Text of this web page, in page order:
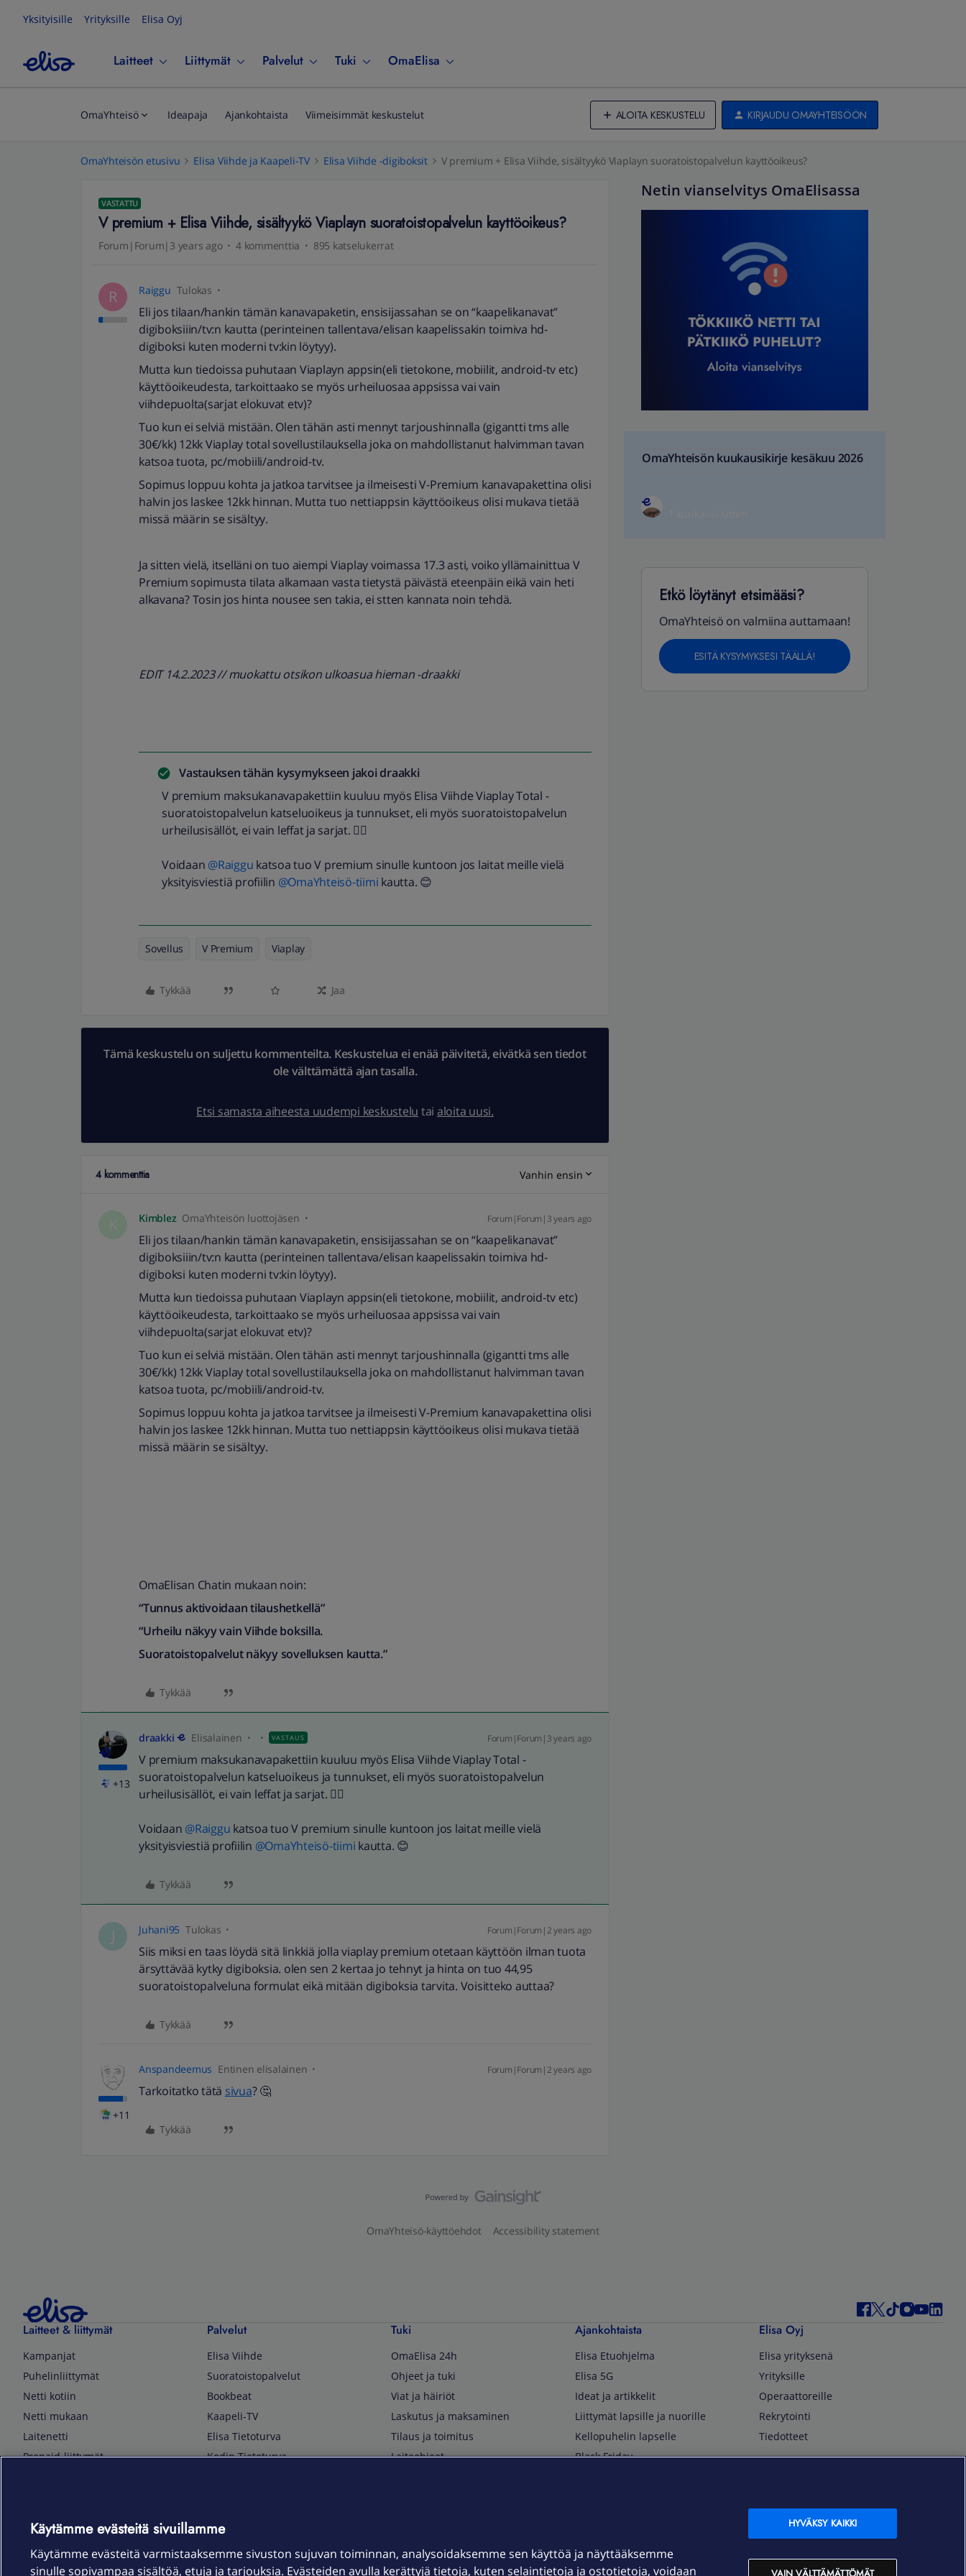
Yksityisille Yrityksille Elisa Oyj
Laitteet Liittymät Palvelut Tuki OmaElisa
OmaYhteisö Ideapaja Ajankohtaista Viimeisimmät keskustelut ALOITA KESKUSTELU KIRJAUDU OMAYHTEISÖÖN
OmaYhteisön etusivu Elisa Viihde ja Kaapeli-TV Elisa Viihde -digiboksit V premium + Elisa Viihde, sisältyykö Viaplayn suoratoistopalvelun kayttöoikeus?
VASTATTU
V premium + Elisa Viihde, sisältyykö Viaplayn suoratoistopalvelun kayttöoikeus?
Forum|Forum|3 years ago 4 kommenttia 895 katselukerrat
R Raiggu Tulokas
Eli jos tilaan/hankin tämän kanavapaketin, ensisijassahan se on “kaapelikanavat”
digiboksiiin/tv:n kautta (perinteinen tallentava/elisan kaapelissakin toimiva hd-
digiboksi kuten moderni tv:kin löytyy).
Mutta kun tiedoissa puhutaan Viaplayn appsin(eli tietokone, mobiilit, android-tv etc)
käyttöoikeudesta, tarkoittaako se myös urheiluosaa appsissa vai vain
viihdepuolta(sarjat elokuvat etv)?
Tuo kun ei selviä mistään. Olen tähän asti mennyt tarjoushinnalla (gigantti tms alle
30€/kk) 12kk Viaplay total sovellustilauksella joka on mahdollistanut halvimman tavan
katsoa tuota, pc/mobiili/android-tv.
Sopimus loppuu kohta ja jatkoa tarvitsee ja ilmeisesti V-Premium kanavapakettina olisi
halvin jos laskee 12kk hinnan. Mutta tuo nettiappsin käyttöoikeus olisi mukava tietää
missä määrin se sisältyy.
Ja sitten vielä, itselläni on tuo aiempi Viaplay voimassa 17.3 asti, voiko yllämainittua V
Premium sopimusta tilata alkamaan vasta tietystä päivästä eteenpäin eikä vain heti
alkavana? Tosin jos hinta nousee sen takia, ei stten kannata noin tehdä.
EDIT 14.2.2023 // muokattu otsikon ulkoasua hieman -draakki
Vastauksen tähän kysymykseen jakoi draakki
V premium maksukanavapakettiin kuuluu myös Elisa Viihde Viaplay Total -
suoratoistopalvelun katseluoikeus ja tunnukset, eli myös suoratoistopalvelun
urheilusisällöt, ei vain leffat ja sarjat. 👍🏼
Voidaan @Raiggu katsoa tuo V premium sinulle kuntoon jos laitat meille vielä
yksityisviestiä profiilin @OmaYhteisö-tiimi kautta. 😊
Sovellus V Premium Viaplay
Tykkää Jaa
Tämä keskustelu on suljettu kommenteilta. Keskustelua ei enää päivitetä, eivätkä sen tiedot
ole välttämättä ajan tasalla.
Etsi samasta aiheesta uudempi keskustelu tai aloita uusi.
4 kommenttia Vanhin ensin
Kimblez OmaYhteisön luottojäsen Forum|Forum|3 years ago
Eli jos tilaan/hankin tämän kanavapaketin, ensisijassahan se on “kaapelikanavat”
digiboksiiin/tv:n kautta (perinteinen tallentava/elisan kaapelissakin toimiva hd-
digiboksi kuten moderni tv:kin löytyy).
Mutta kun tiedoissa puhutaan Viaplayn appsin(eli tietokone, mobiilit, android-tv etc)
käyttöoikeudesta, tarkoittaako se myös urheiluosaa appsissa vai vain
viihdepuolta(sarjat elokuvat etv)?
Tuo kun ei selviä mistään. Olen tähän asti mennyt tarjoushinnalla (gigantti tms alle
30€/kk) 12kk Viaplay total sovellustilauksella joka on mahdollistanut halvimman tavan
katsoa tuota, pc/mobiili/android-tv.
Sopimus loppuu kohta ja jatkoa tarvitsee ja ilmeisesti V-Premium kanavapakettina olisi
halvin jos laskee 12kk hinnan. Mutta tuo nettiappsin käyttöoikeus olisi mukava tietää
missä määrin se sisältyy.
OmaElisan Chatin mukaan noin:
“Tunnus aktivoidaan tilaushetkellä”
“Urheilu näkyy vain Viihde boksilla.
Suoratoistopalvelut näkyy sovelluksen kautta.”
Tykkää
+13
draakki Elisalainen VASTAUS Forum|Forum|3 years ago
V premium maksukanavapakettiin kuuluu myös Elisa Viihde Viaplay Total -
suoratoistopalvelun katseluoikeus ja tunnukset, eli myös suoratoistopalvelun
urheilusisällöt, ei vain leffat ja sarjat. 👍🏼
Voidaan @Raiggu katsoa tuo V premium sinulle kuntoon jos laitat meille vielä
yksityisviestiä profiilin @OmaYhteisö-tiimi kautta. 😊
Tykkää
J Juhani95 Tulokas Forum|Forum|2 years ago
Siis miksi en taas löydä sitä linkkiä jolla viaplay premium otetaan käyttöön ilman tuota
ärsyttävää kytky digiboksia. olen sen 2 kertaa jo tehnyt ja hinta on tuo 44,95
suoratoistopalveluna formulat eikä mitään digiboksia tarvita. Voisitteko auttaa?
Tykkää
+11
Anspandeemus Entinen elisalainen Forum|Forum|2 years ago
Tarkoitatko tätä sivua? 🤔
Tykkää
Netin vianselvitys OmaElisassa
OmaYhteisön kuukausikirje kesäkuu 2026
Etkö löytänyt etsimääsi?
OmaYhteisö on valmiina auttamaan!
ESITÄ KYSYMYKSESI TÄÄLLÄ!
OmaYhteisö-käyttöehdot Accessibility statement
Laitteet & liittymät
Kampanjat
Puhelinliittymät
Netti kotiin
Netti mukaan
Laitenetti
Prepaid-liittymät
TV & audio
Kodinkoneet
Palvelut
Elisa Viihde
Suoratoistopalvelut
Bookbeat
Kaapeli-TV
Elisa Tietoturva
Kodin Tietoturva
Elisa Kotiverkko
Elisa Pilvilinna
Tuki
OmaElisa 24h
Ohjeet ja tuki
Viat ja häiriöt
Laskutus ja maksaminen
Tilaus ja toimitus
Laiteohjeet
Kuuluvuuskartta
Ajankohtaista
Elisa Etuohjelma
Elisa 5G
Ideat ja artikkelit
Liittymät lapsille ja nuorille
Kellopuhelin lapselle
Black Friday
Elisa Oyj
Elisa yrityksenä
Yrityksille
Operaattoreille
Rekrytointi
Tiedotteet
OmaElisa Self Service
Moving to Finland
Elisa Corporation
Käytämme evästeitä sivuillamme
Käytämme evästeitä varmistaaksemme sivuston sujuvan toiminnan, analysoidaksemme sen käyttöä ja näyttääksemme
sinulle sopivampaa sisältöä, etuja ja tarjouksia. Evästeiden avulla kerättyjä tietoja, kuten selaintietoja ja ostotietoja, voidaan
HYVÄKSY KAIKKI